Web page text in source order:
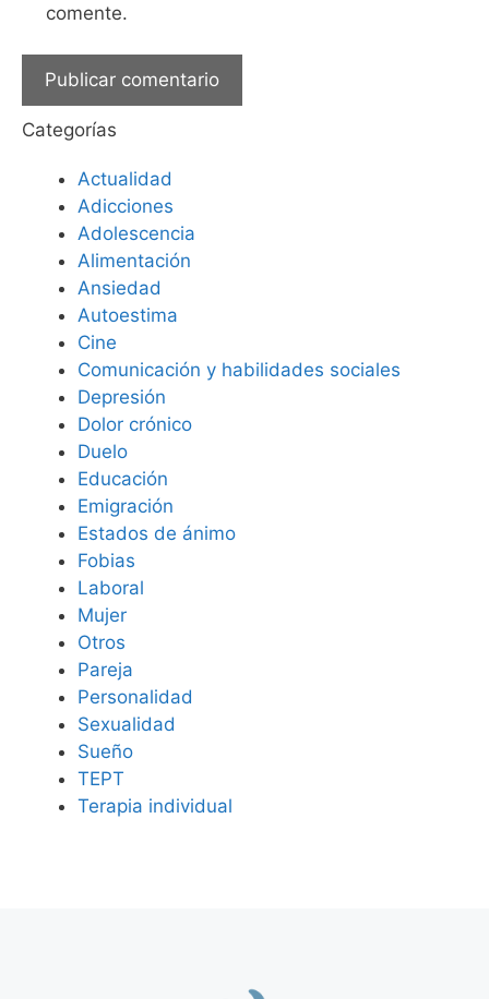
comente.
Categorías
Actualidad
Adicciones
Adolescencia
Alimentación
Ansiedad
Autoestima
Cine
Comunicación y habilidades sociales
Depresión
Dolor crónico
Duelo
Educación
Emigración
Estados de ánimo
Fobias
Laboral
Mujer
Otros
Pareja
Personalidad
Sexualidad
Sueño
TEPT
Terapia individual